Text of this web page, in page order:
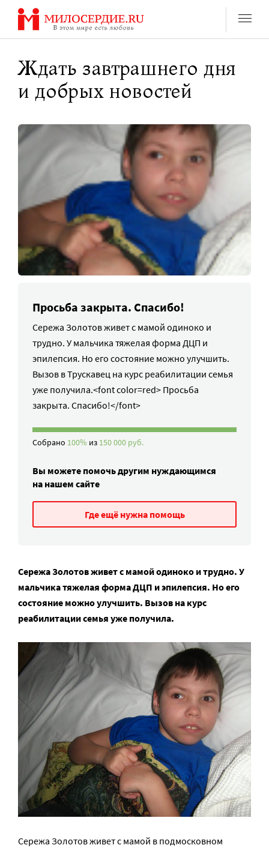
Перейти
содержанию
Ждать завтрашнего дня
и добрых новостей
Просьба закрыта. Спасибо!
Сережа Золотов живет с мамой одиноко и
трудно. У мальчика тяжелая форма ДЦП и
эпилепсия. Но его состояние можно улучшить.
Вызов в Трускавец на курс реабилитации семья
уже получила.<font color=red> Просьба
закрыта. Спасибо!</font>
Собрано 100% из 150 000 руб.
Вы можете помочь другим нуждающимся
на нашем сайте
Где ещё нужна помощь
Сережа Золотов живет с мамой одиноко и трудно. У
мальчика тяжелая форма ДЦП и эпилепсия. Но его
состояние можно улучшить. Вызов на курс
реабилитации семья уже получила.
Сережа Золотов живет с мамой в подмосковном